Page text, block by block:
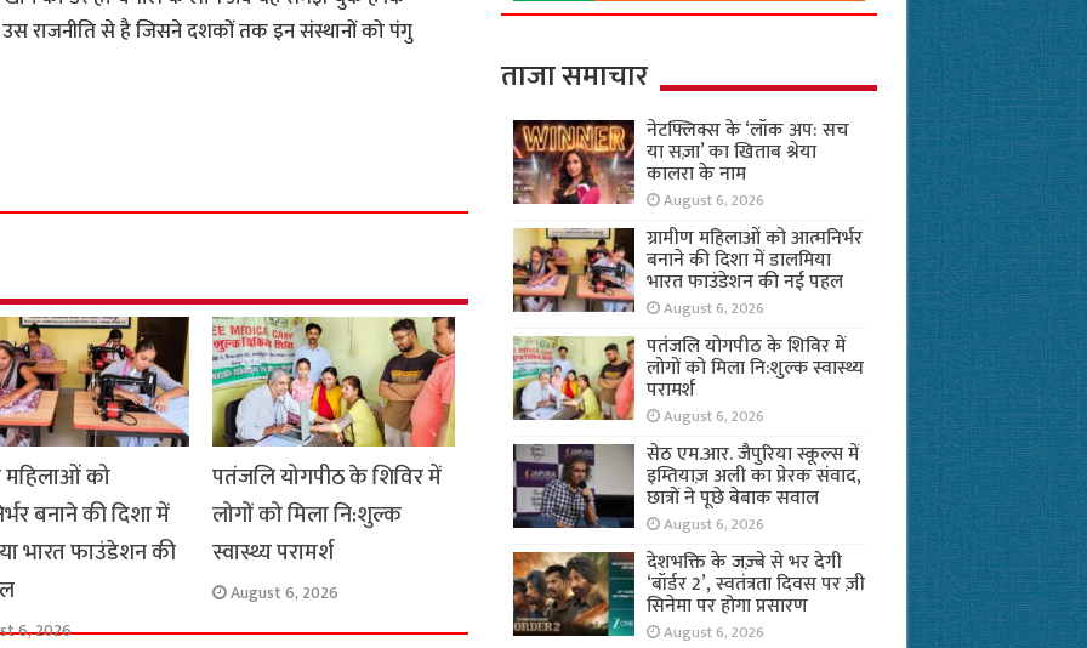
राजनीति से है जिसने दशकों तक इन संस्थानों को पंगु
महिलाओं को
बनाने की दिशा में
भारत फाउंडेशन की
6, 2026
पतंजलि योगपीठ के शिविर में
लोगों को मिला नि:शुल्क
स्वास्थ्य परामर्श
August 6, 2026
ताजा समाचार
नेटफ्लिक्स के ‘लॉक अप: सच
या सज़ा’ का खिताब श्रेया
कालरा के नाम
August 6, 2026
ग्रामीण महिलाओं को आत्मनिर्भर
बनाने की दिशा में डालमिया
भारत फाउंडेशन की नई पहल
August 6, 2026
पतंजलि योगपीठ के शिविर में
लोगों को मिला नि:शुल्क स्वास्थ्य
परामर्श
August 6, 2026
सेठ एम.आर. जैपुरिया स्कूल्स में
इम्तियाज़ अली का प्रेरक संवाद,
छात्रों ने पूछे बेबाक सवाल
August 6, 2026
देशभक्ति के जज़्बे से भर देगी
‘बॉर्डर 2’, स्वतंत्रता दिवस पर ज़ी
सिनेमा पर होगा प्रसारण
August 6, 2026